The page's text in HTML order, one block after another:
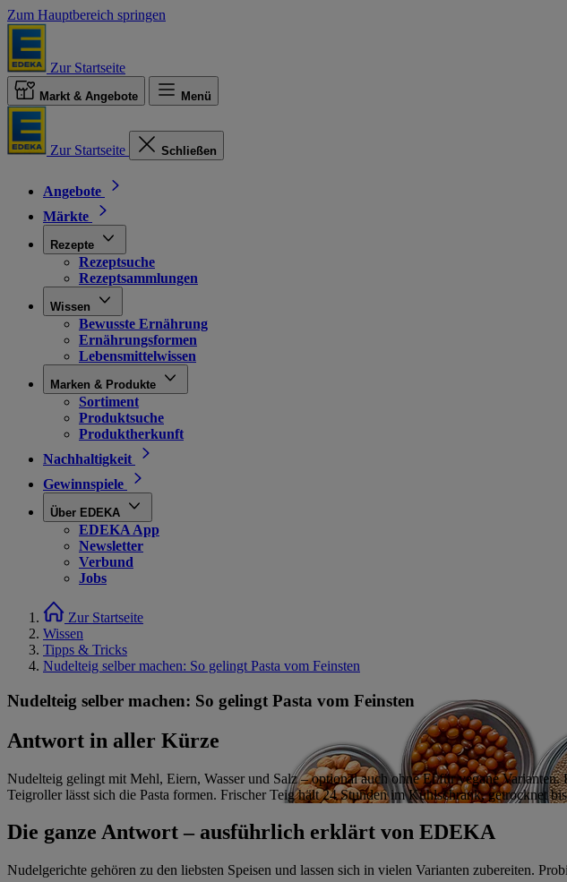
Zum Hauptbereich springen
Zur Startseite
Markt & Angebote Menü
Zur Startseite Schließen
Angebote
Märkte
Rezepte
Rezeptsuche
Rezeptsammlungen
Wissen
Bewusste Ernährung
Ernährungsformen
Lebensmittelwissen
Marken & Produkte
Sortiment
Produktsuche
Produktherkunft
Nachhaltigkeit
Gewinnspiele
Über EDEKA
EDEKA App
Newsletter
Verbund
Jobs
Zur Startseite
Wissen
Tipps & Tricks
Nudelteig selber machen: So gelingt Pasta vom Feinsten
Nudelteig selber machen: So gelingt Pasta vom Feinsten
Antwort in aller Kürze
Nudelteig gelingt mit Mehl, Eiern, Wasser und Salz – optional auch ohne Ei für vegane
Teigroller lässt sich die Pasta formen. Frischer Teig hält 24 Stunden im Kühlschrank, getrocknet
Die ganze Antwort – ausführlich erklärt von EDEKA
Nudelgerichte gehören zu den liebsten Speisen und lassen sich in vielen Varianten zubereiten.